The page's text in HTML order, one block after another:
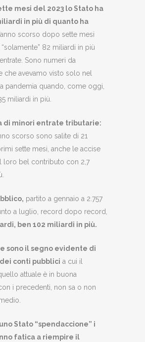
mesi del 2023 lo Stato ha
in più di quanto ha
l’anno scorso dopo sette mesi
82 miliardi in più
Sono numeri da
che avevamo visto solo nel
pandemia quando, come oggi,
miliardi in più.
di minori entrate tributarie:
scorso sono salite di 21
sette mesi, anche le accise
loro bel contributo con 2,7
partito a gennaio a 2.757
a luglio, record dopo record,
ben 102 miliardi in più.
sono il segno evidente di
conti pubblici a cui il
attuale è in buona
i precedenti, non sa o non
Stato “spendaccione” i
fatica a riempire il